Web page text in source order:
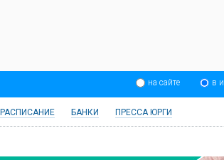
на сайте в
РАСПИСАНИЕ БАНКИ ПРЕССА ЮРГИ